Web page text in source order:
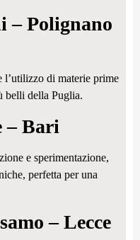
– Polignano
di materie prime
belli della Puglia.
– Bari
e sperimentazione,
perfetta per una
– Lecce